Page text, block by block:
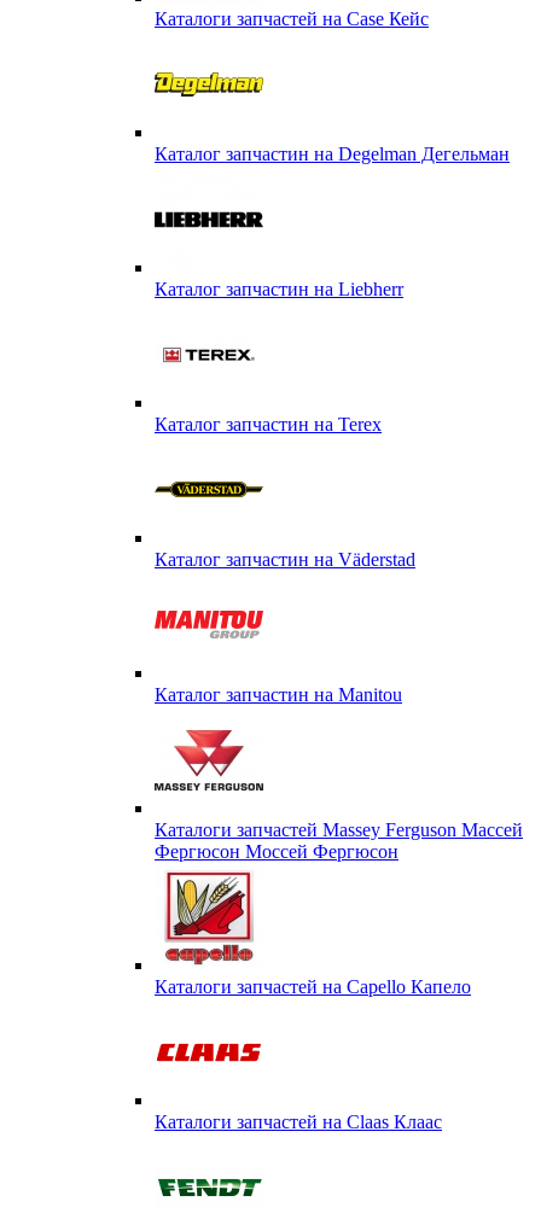
Каталоги запчастей на Case Кейс
Каталог запчастин на Degelman Дегельман
Каталог запчастин на Liebherr
Каталог запчастин на Terex
Каталог запчастин на Väderstad
Каталог запчастин на Маnitou
Каталоги запчастей Massey Ferguson Массей
Фергюсон Моссей Фергюсон
Каталоги запчастей на Capello Капело
Каталоги запчастей на Claas Клаас